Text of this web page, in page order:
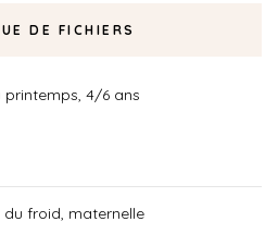
DE FICHIERS
printemps, 4/6 ans
du froid, maternelle